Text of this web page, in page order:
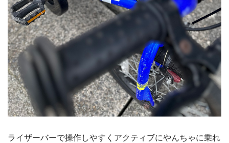
ライザーバーで操作しやすくアクティブにやんちゃに乗れ